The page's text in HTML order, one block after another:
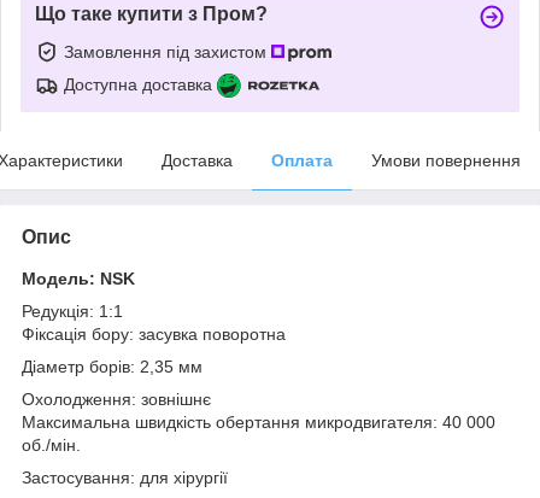
Що таке купити з Пром?
Замовлення під захистом
Доступна доставка
Доставка Оплата Умови повернення
Опис
Модель: NSK
Редукція: 1:1
Фіксація бору: засувка поворотна
Діаметр борів: 2,35 мм
Охолодження: зовнішнє
Максимальна швидкість обертання микродвигателя: 40 000
об./мін.
Застосування: для хірургії